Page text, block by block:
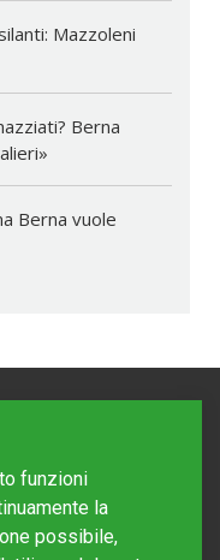
Mazzoleni
Berna
Berna vuole
funzioni
la
possibile,